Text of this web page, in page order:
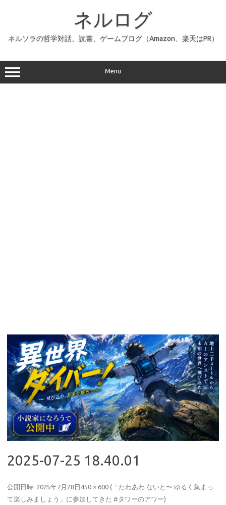
ッ
プ
ネルログ
ネルソラの哲学対話、読書、ゲームブログ（Amazon、楽天はPR）
Menu
2025-07-25 18.40.01
公開日時: 2025年7月28日 450 × 600 ( 「たわあわ ないと〜 ゆるく集まっ
て楽しみましょう」に参加してきた #タワーのアワー)